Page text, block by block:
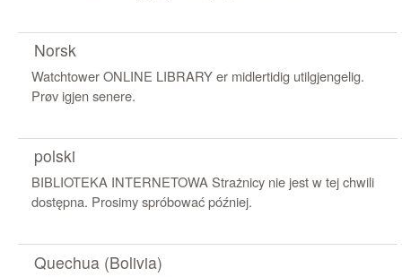
Norsk
Watchtower ONLINE LIBRARY er midlertidig utilgjengelig.
Prøv igjen senere.
polski
BIBLIOTEKA INTERNETOWA Strażnicy nie jest w tej chwili
dostępna. Prosimy spróbować później.
Quechua (Bolivia)